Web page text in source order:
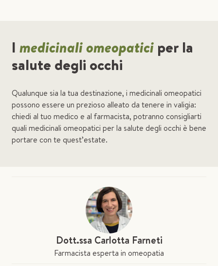
I medicinali omeopatici per la
salute degli occhi
Qualunque sia la tua destinazione, i medicinali omeopatici
possono essere un prezioso alleato da tenere in valigia:
chiedi al tuo medico e al farmacista, potranno consigliarti
quali medicinali omeopatici per la salute degli occhi è bene
portare con te quest’estate.
Dott.ssa Carlotta Farneti
Farmacista esperta in omeopatia